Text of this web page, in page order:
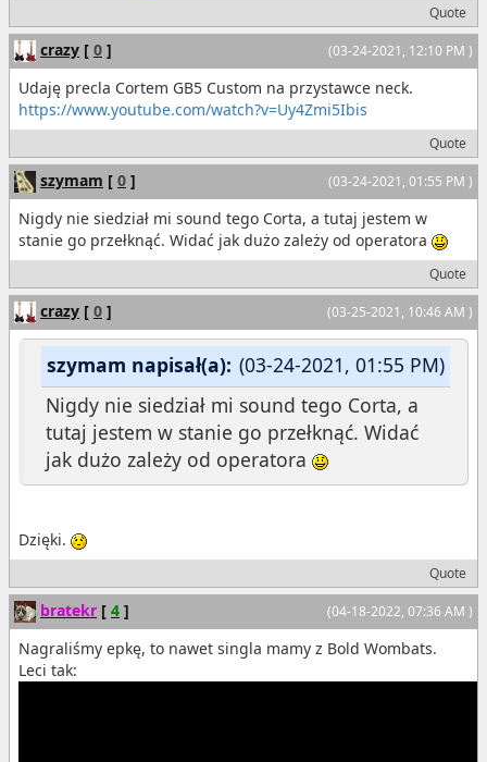
Quote
(03-24-2021, 12:10 PM )
crazy [ 0 ]
Udaję precla Cortem GB5 Custom na przystawce neck.
https://www.youtube.com/watch?v=Uy4Zmi5Ibis
Quote
(03-24-2021, 01:55 PM )
szymam [ 0 ]
Nigdy nie siedział mi sound tego Corta, a tutaj jestem w
stanie go przełknąć. Widać jak dużo zależy od operatora
Quote
(03-25-2021, 10:46 AM )
crazy [ 0 ]
(03-24-2021, 01:55 PM)
szymam napisał(a):
Nigdy nie siedział mi sound tego Corta, a
tutaj jestem w stanie go przełknąć. Widać
jak dużo zależy od operatora
Dzięki.
Quote
(04-18-2022, 07:36 AM )
bratekr [ 4 ]
Nagraliśmy epkę, to nawet singla mamy z Bold Wombats.
Leci tak: